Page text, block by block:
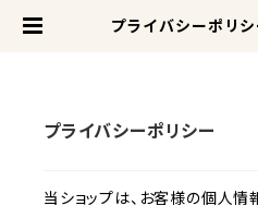
プライバシーポ
プライバシーポリシー
当ショップは、お客様の個人